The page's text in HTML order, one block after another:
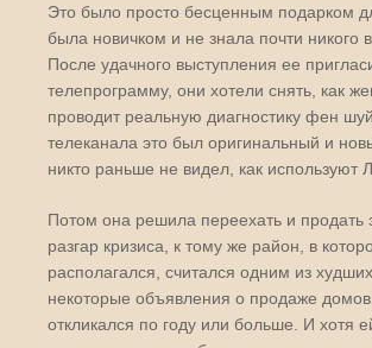
Это было просто бесценным подарком
была новичком и не знала почти никого
После удачного выступления ее
телепрограмму, они хотели снять, как
проводит реальную диагностику фен
телеканала это был оригинальный и
никто раньше не видел, как используют
Потом она решила переехать и продать
разгар кризиса, к тому же район, в
располагался, считался одним из
некоторые объявления о продаже домов
откликался по году или больше. И хотя